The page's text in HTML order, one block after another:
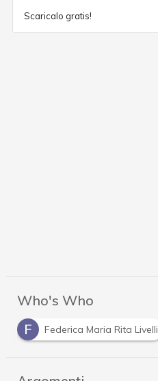
Scaricalo gratis!
Who's Who
F
Federica Maria Rita Livelli